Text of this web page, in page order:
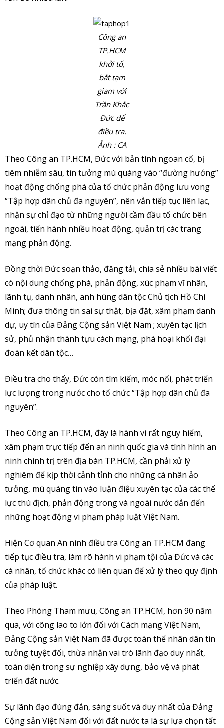
Công an
TP.HCM
khởi tố,
bắt tạm
giam với
Trần Khắc
Đức để
điều tra.
Ảnh : CA
Theo Công an TP.HCM, Đức với bản tính ngoan cố, bị
tiêm nhiễm sâu, tin tưởng mù quáng vào “đường hướng”
hoạt động chống phá của tổ chức phản động lưu vong
“Tập hợp dân chủ đa nguyên”, nên vẫn tiếp tục liên lạc,
nhận sự chỉ đạo từ những người cầm đầu tổ chức bên
ngoài, tiến hành nhiều hoạt động, quản trị các trang
mạng phản động.
Đồng thời Đức soạn thảo, đăng tải, chia sẻ nhiều bài viết
có nội dung chống phá, phản động, xúc phạm vĩ nhân,
lãnh tụ, danh nhân, anh hùng dân tộc Chủ tịch Hồ Chí
Minh; đưa thông tin sai sự thật, bịa đặt, xâm phạm danh
dự, uy tín của Đảng Cộng sản Việt Nam ; xuyên tạc lịch
sử, phủ nhận thành tựu cách mạng, phá hoại khối đại
đoàn kết dân tộc…
Điều tra cho thấy, Đức còn tìm kiếm, móc nối, phát triển
lực lượng trong nước cho tổ chức “Tập hợp dân chủ đa
nguyên”.
Theo Công an TP.HCM, đây là hành vi rất nguy hiểm,
xâm phạm trực tiếp đến an ninh quốc gia và tình hình an
ninh chính trị trên địa bàn TP.HCM, cần phải xử lý
nghiêm để kịp thời cảnh tỉnh cho những cá nhân ảo
tưởng, mù quáng tin vào luận điệu xuyên tạc của các thế
lực thù địch, phản động trong và ngoài nước dẫn đến
những hoạt động vi phạm pháp luật Việt Nam.
Hiện Cơ quan An ninh điều tra Công an TP.HCM đang
tiếp tục điều tra, làm rõ hành vi phạm tội của Đức và các
cá nhân, tổ chức khác có liên quan để xử lý theo quy định
của pháp luật.
Theo Phòng Tham mưu, Công an TP.HCM, hơn 90 năm
qua, với công lao to lớn đối với Cách mạng Việt Nam,
Đảng Cộng sản Việt Nam đã được toàn thể nhân dân tin
tưởng tuyệt đối, thừa nhận vai trò lãnh đạo duy nhất,
toàn diện trong sự nghiệp xây dựng, bảo vệ và phát
triển đất nước.
Sự lãnh đạo đúng đắn, sáng suốt và duy nhất của Đảng
Cộng sản Việt Nam đối với đất nước ta là sự lựa chọn tất